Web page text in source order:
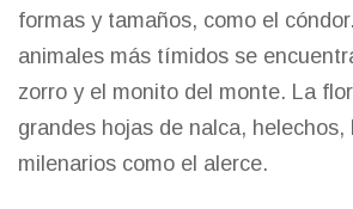
formas y tamaños, como el
animales más tímidos se
zorro y el monito del monte. La
grandes hojas de nalca, helechos,
milenarios como el alerce.